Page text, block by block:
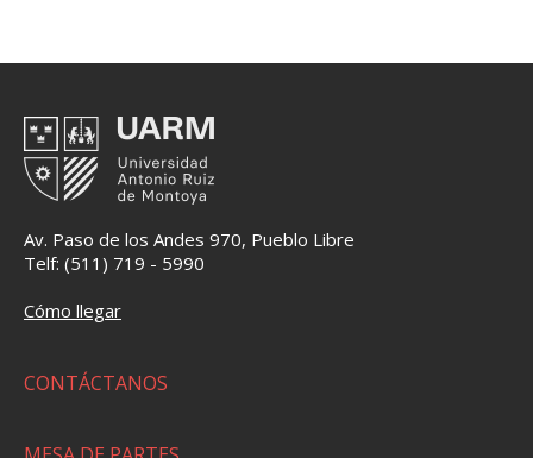
Av. Paso de los Andes 970, Pueblo Libre
Telf: (511) 719 - 5990
Cómo llegar
CONTÁCTANOS